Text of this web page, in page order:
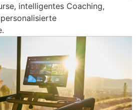
intelligentes Coaching,